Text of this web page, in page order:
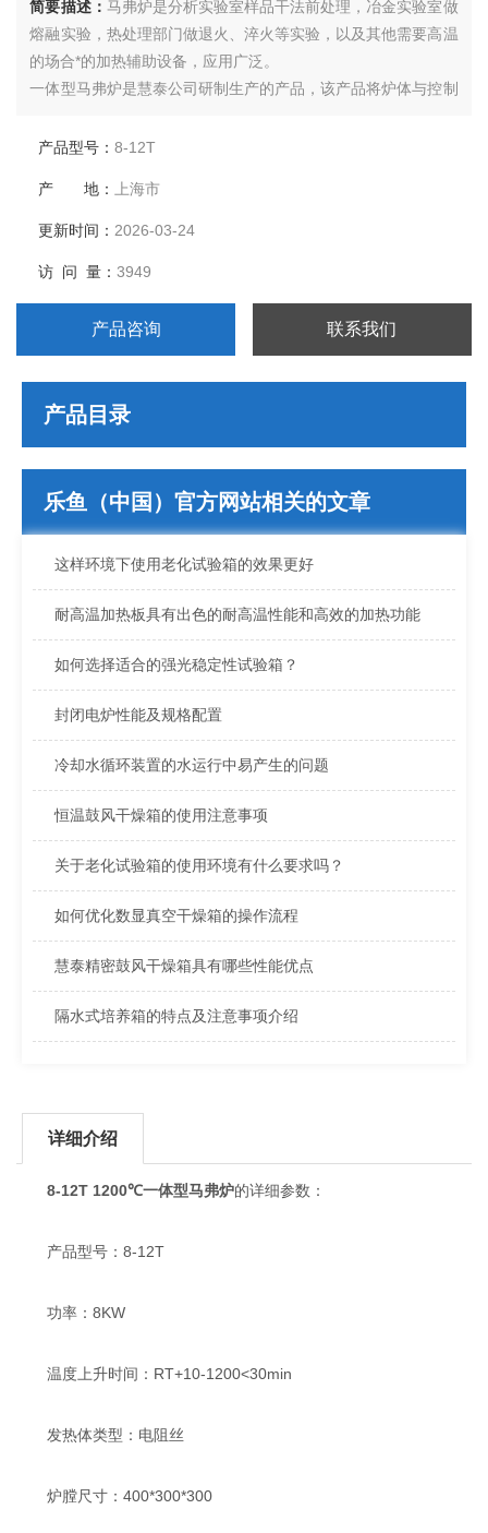
简要描述： 马弗炉是分析实验室样品干法前处理，冶金实验室做
熔融实验，热处理部门做退火、淬火等实验，以及其他需要高温
的场合*的加热辅助设备，应用广泛。
一体型马弗炉是慧泰公司研制生产的产品，该产品将炉体与控制
产品型号：8-12T
产 地：上海市
更新时间：2026-03-24
访 问 量：3949
产品咨询 联系我们
产品目录
乐鱼（中国）官方网站相关的文章
这样环境下使用老化试验箱的效果更好
耐高温加热板具有出色的耐高温性能和高效的加热功能
如何选择适合的强光稳定性试验箱？
封闭电炉性能及规格配置
冷却水循环装置的水运行中易产生的问题
恒温鼓风干燥箱的使用注意事项
关于老化试验箱的使用环境有什么要求吗？
如何优化数显真空干燥箱的操作流程
慧泰精密鼓风干燥箱具有哪些性能优点
隔水式培养箱的特点及注意事项介绍
详细介绍
8-12T 1200℃一体型马弗炉的详细参数：
产品型号：8-12T
功率：8KW
温度上升时间：RT+10-1200<30min
发热体类型：电阻丝
炉膛尺寸：400*300*300